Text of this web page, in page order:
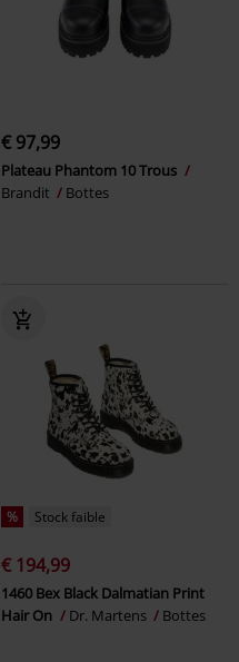
€ 97,99
Plateau Phantom 10 Trous
Brandit
Bottes
% Stock faible
€ 194,99
1460 Bex Black Dalmatian Print
Hair On
Dr. Martens Bottes